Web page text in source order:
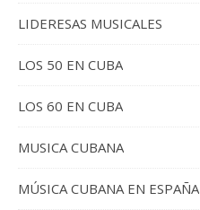
LIDERESAS MUSICALES
LOS 50 EN CUBA
LOS 60 EN CUBA
MUSICA CUBANA
MÚSICA CUBANA EN ESPAÑA